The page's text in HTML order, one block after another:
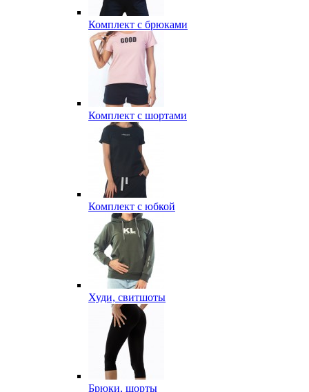
Комплект с брюками
Комплект с шортами
Комплект с юбкой
Худи, свитшоты
Брюки, шорты